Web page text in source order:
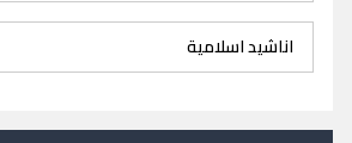
اناشيد اسلامية